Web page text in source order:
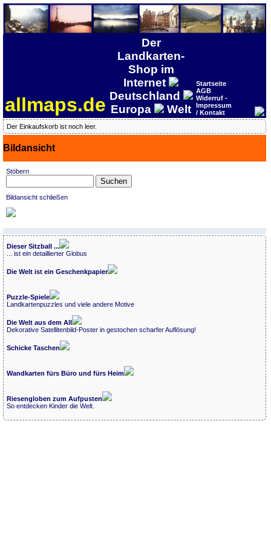
allmaps.de
Der
Landkarten-
Shop im
Internet
Deutschland
Europa
Welt
Startseite
AGB
Widerruf -
Impressum
/ Kontakt
Der Einkaufskorb ist noch leer.
Bildansicht
Stöbern
Bildansicht schließen
Dieser Sitzball ...
... ist ein detaillierter Globus
Die Welt ist ein Geschenkpapier
Puzzle-Spiele
Landkartenpuzzles und viele andere Motive
Die Welt aus dem All
Dekorative Satellitenbild-Poster in gestochen scharfer Auflösung!
Schicke Taschen
Wandkarten fürs Büro und fürs Heim
Riesengloben zum Aufpusten
So entdecken Kinder die Welt.